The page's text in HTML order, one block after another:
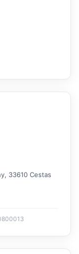
33610 Cestas